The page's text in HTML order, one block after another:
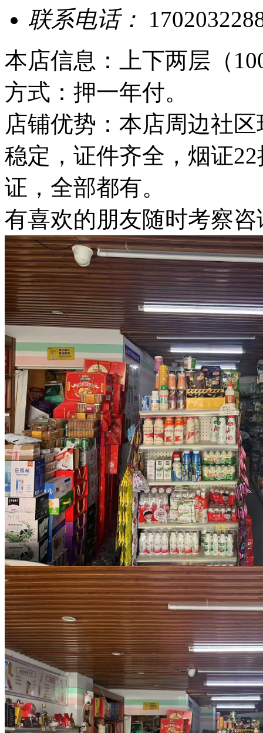
联系电话：
本店信息：上下两层（
方式：押一年付。
店铺优势：本店周边社
稳定，证件齐全，烟证
证，全部都有。
有喜欢的朋友随时考察咨